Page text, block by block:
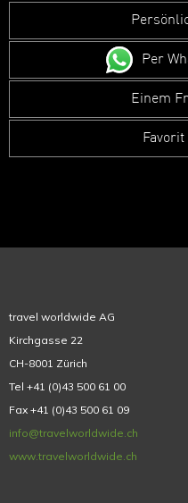
Per
Einem
travel worldwide AG
Kirchgasse 22
CH-8001 Zürich
Tel +41 (0)43 500 61 00
Fax +41 (0)43 500 61 09
info@travelworldwide.ch
www.travelworldwide.ch